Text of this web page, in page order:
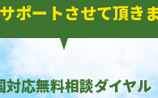
ポートさせて頂き
対応無料相談ダイヤル